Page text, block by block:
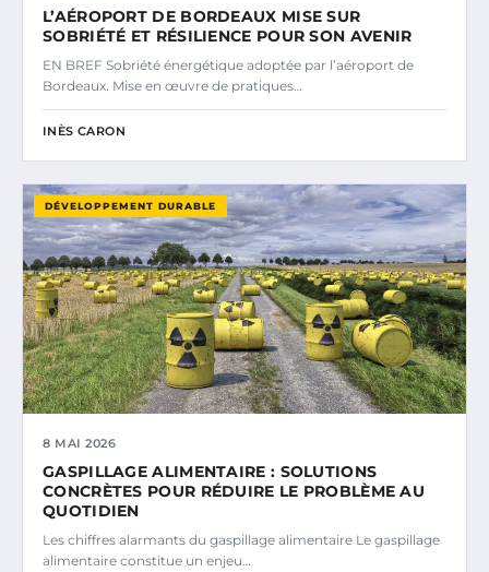
L’AÉROPORT DE BORDEAUX MISE SUR
SOBRIÉTÉ ET RÉSILIENCE POUR SON AVENIR
EN BREF Sobriété énergétique adoptée par l’aéroport de
Bordeaux. Mise en œuvre de pratiques…
INÈS CARON
DÉVELOPPEMENT DURABLE
8 MAI 2026
GASPILLAGE ALIMENTAIRE : SOLUTIONS
CONCRÈTES POUR RÉDUIRE LE PROBLÈME AU
QUOTIDIEN
Les chiffres alarmants du gaspillage alimentaire Le gaspillage
alimentaire constitue un enjeu…